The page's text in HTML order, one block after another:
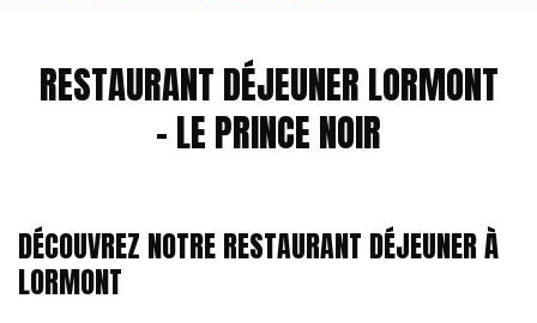
RESTAURANT DÉJEUNER LORMONT
- LE PRINCE NOIR
DÉCOUVREZ NOTRE RESTAURANT DÉJEUNER À
LORMONT